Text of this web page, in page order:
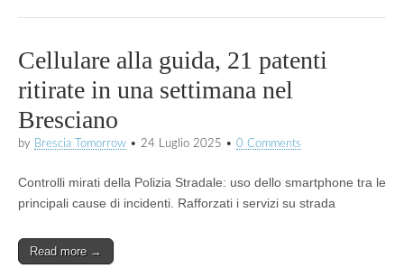
Cellulare alla guida, 21 patenti
ritirate in una settimana nel
Bresciano
by Brescia Tomorrow • 24 Luglio 2025 • 0 Comments
Controlli mirati della Polizia Stradale: uso dello smartphone tra le
principali cause di incidenti. Rafforzati i servizi su strada
Read more →